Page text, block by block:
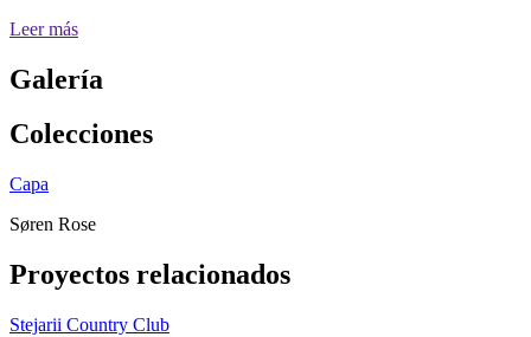
Leer más
Galería
Colecciones
Capa
Søren Rose
Proyectos relacionados
Stejarii Country Club